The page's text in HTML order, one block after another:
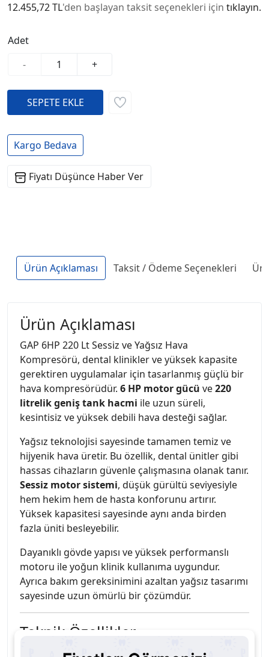
12.455,72 TL'den başlayan taksit seçenekleri için tıklayın.
Adet
-
+
Kargo Bedava
Fiyatı Düşünce Haber Ver
Ürün Açıklaması Taksit / Ödeme Seçenekleri
Ürün Açıklaması
GAP 6HP 220 Lt Sessiz ve Yağsız Hava
Kompresörü, dental klinikler ve yüksek kapasite
gerektiren uygulamalar için tasarlanmış güçlü bir
hava kompresörüdür. 6 HP motor gücü ve220
litrelik geniş tank hacmi ile uzun süreli,
kesintisiz ve yüksek debili hava desteği sağlar.
Yağsız teknolojisi sayesinde tamamen temiz ve
hijyenik hava üretir. Bu özellik, dental ünitler gibi
hassas cihazların güvenle çalışmasına olanak tanır.
Sessiz motor sistemi, düşük gürültü seviyesiyle
hem hekim hem de hasta konforunu artırır.
Yüksek kapasitesi sayesinde aynı anda birden
fazla üniti besleyebilir.
Dayanıklı gövde yapısı ve yüksek performanslı
motoru ile yoğun klinik kullanıma uygundur.
Ayrıca bakım gereksinimini azaltan yağsız tasarımı
sayesinde uzun ömürlü bir çözümdür.
Teknik Özellikler